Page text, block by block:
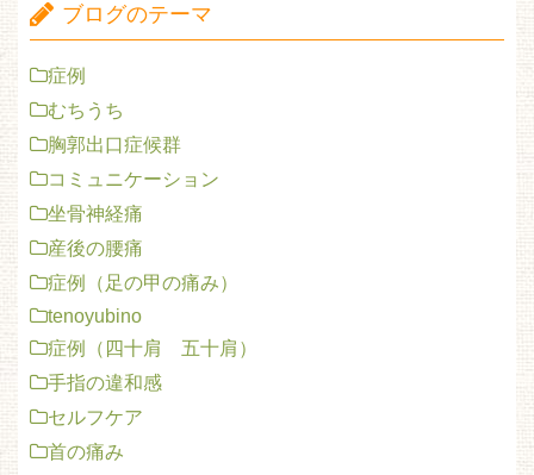
ブログのテーマ
症例
むちうち
胸郭出口症候群
コミュニケーション
坐骨神経痛
産後の腰痛
症例（足の甲の痛み）
tenoyubino
症例（四十肩 五十肩）
手指の違和感
セルフケア
首の痛み